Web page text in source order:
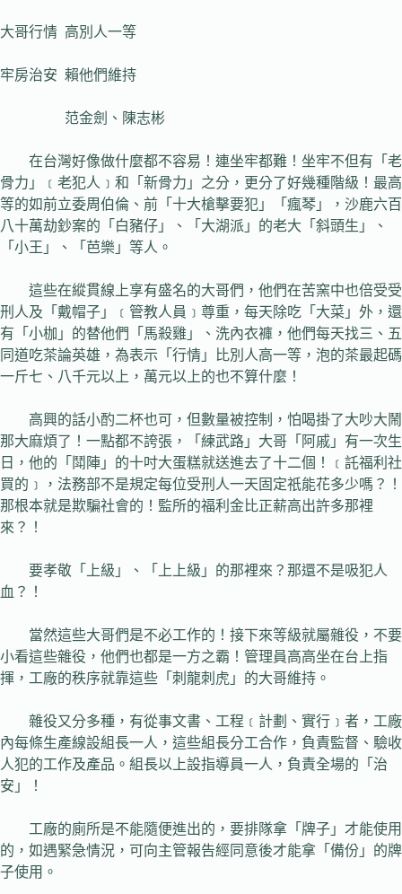
大哥行情 高別人一等
牢房治安 賴他們維持
范金劍、陳志彬
在台灣好像做什麼都不容易！連坐牢都難！坐牢不但有「老
骨力」﹝老犯人﹞和「新骨力」之分，更分了好幾種階級！最高
等的如前立委周伯倫、前「十大槍擊要犯」「瘋琴」，沙鹿六百
八十萬劫鈔案的「白豬仔」、「大湖派」的老大「斜頭生」、
「小王」、「芭樂」等人。
這些在縱貫線上享有盛名的大哥們，他們在苦窯中也倍受受
刑人及「戴帽子」﹝管教人員﹞尊重，每天除吃「大菜」外，還
有「小枷」的替他們「馬殺雞」、洗內衣褲，他們每天找三、五
同道吃茶論英雄，為表示「行情」比別人高一等，泡的茶最起碼
一斤七、八千元以上，萬元以上的也不算什麼！
高興的話小酌二杯也可，但數量被控制，怕喝掛了大吵大鬧
那大麻煩了！一點都不誇張，「練武路」大哥「阿戚」有一次生
日，他的「鬦陣」的十吋大蛋糕就送進去了十二個！﹝託福利社
買的﹞，法務部不是規定每位受刑人一天固定祇能花多少嗎？！
那根本就是欺騙社會的！監所的福利金比正薪高出許多那裡
來？！
要孝敬「上級」、「上上級」的那裡來？那還不是吸犯人
血？！
當然這些大哥們是不必工作的！接下來等級就屬雜役，不要
小看這些雜役，他們也都是一方之霸！管理員高高坐在台上指
揮，工廠的秩序就靠這些「刺龍刺虎」的大哥維持。
雜役又分多種，有從事文書、工程﹝計劃、實行﹞者，工廠
內每條生產線設組長一人，這些組長分工合作，負責監督、驗收
人犯的工作及產品。組長以上設指導員一人，負責全場的「治
安」！
工廠的廁所是不能隨便進出的，要排隊拿「牌子」才能使用
的，如遇緊急情況，可向主管報告經同意後才能拿「備份」的牌
子使用。